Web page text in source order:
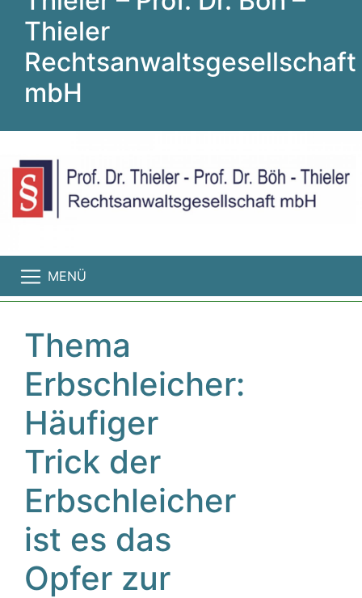
Thieler
Rechtsanwaltsgesellschaft
mbH
MENÜ
Thema
Erbschleicher:
Häufiger
Trick der
Erbschleicher
ist es das
Opfer zur